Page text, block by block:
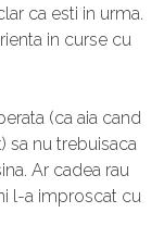
ca esti in urma.
in curse cu
(ca aia cand
sa nu trebuisaca
Ar cadea rau
l-a improscat cu